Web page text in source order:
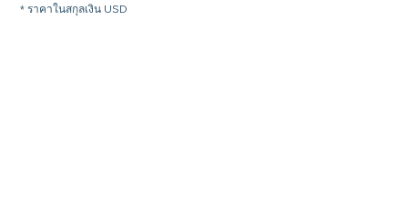
* ราคาในสกุลเงิน USD